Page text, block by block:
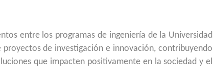
entre los programas de ingeniería de la Universidad
de investigación e innovación, contribuyendo
que impacten positivamente en la sociedad y el